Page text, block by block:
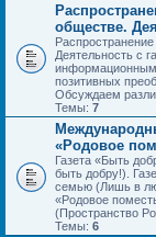
обществе.
Деятельность с
позитивных
Обсуждаем
Темы: 7
«Родовое
Газета «Быть
быть добру!).
семью (Лишь в
«Родовое
(Пространство
Темы: 6